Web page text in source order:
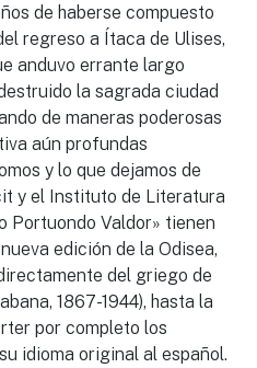
de haberse compuesto
regreso a Ítaca de Ulises,
anduvo errante largo
la sagrada ciudad
de maneras poderosas
aún profundas
y lo que dejamos de
y el Instituto de Literatura
Portuondo Valdor» tienen
edición de la Odisea,
del griego de
1867-1944), hasta la
por completo los
idioma original al español.